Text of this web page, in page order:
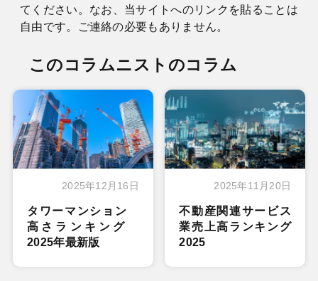
てください。なお、当サイトへのリンクを貼ることは
自由です。ご連絡の必要もありません。
このコラムニストのコラム
2025年12月16日
タワーマンション
高さランキング
2025年最新版
2025年11月20日
不動産関連サービス
業売上高ランキング
2025